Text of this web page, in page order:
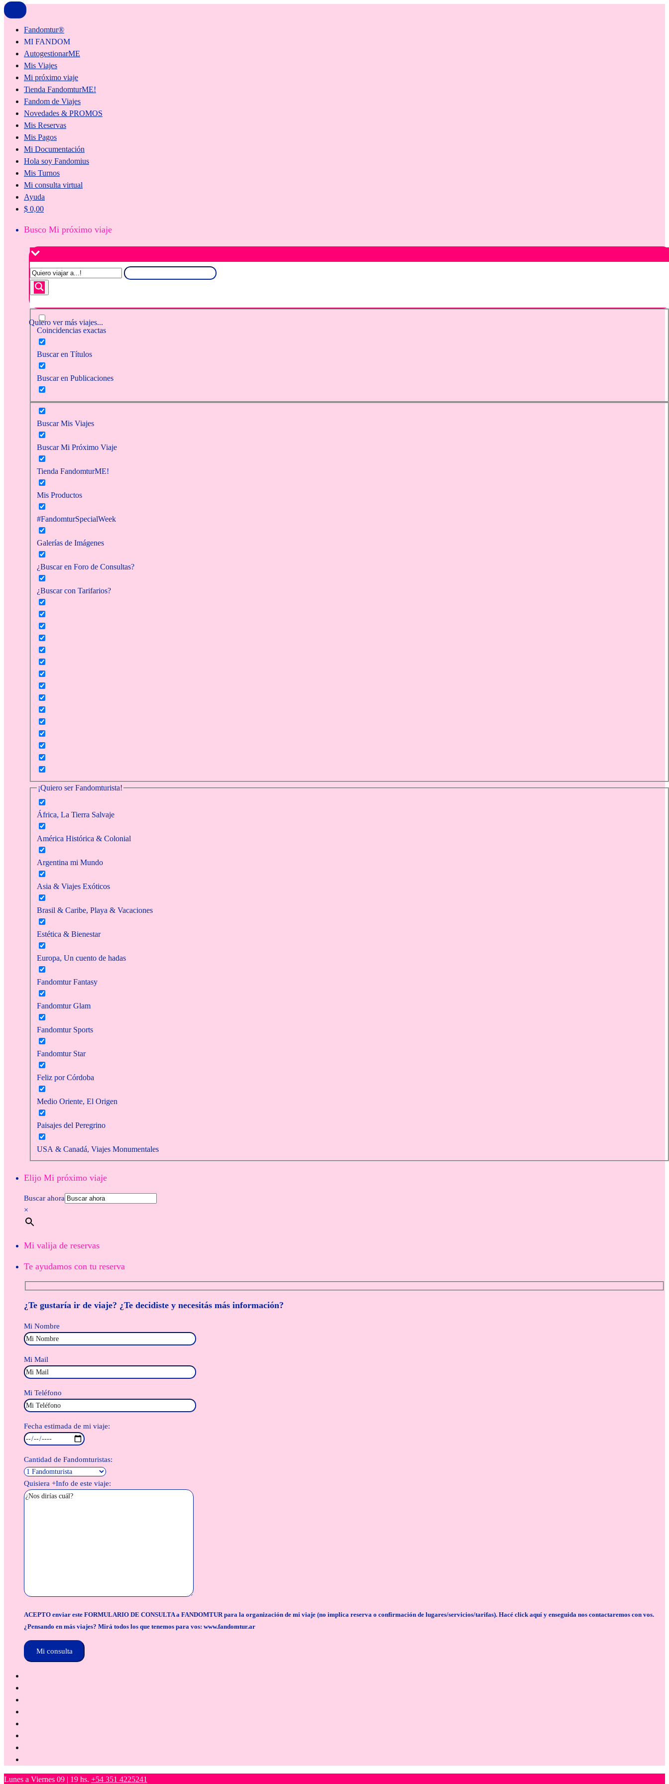
Fandomtur®
MI FANDOM
AutogestionarME
Mis Viajes
Mi próximo viaje
Tienda FandomturME!
Fandom de Viajes
Novedades & PROMOS
Mis Reservas
Mis Pagos
Mi Documentación
Hola soy Fandomius
Mis Turnos
Mi consulta virtual
Ayuda
$ 0,00
Busco Mi próximo viaje
Quiero ver más viajes...
Coincidencias exactas
Buscar en Títulos
Buscar en Publicaciones
Buscar Mis Viajes
Buscar Mi Próximo Viaje
Tienda FandomturME!
Mis Productos
#FandomturSpecialWeek
Galerías de Imágenes
¿Buscar en Foro de Consultas?
¿Buscar con Tarifarios?
¡Quiero ser Fandomturista!
África, La Tierra Salvaje
América Histórica & Colonial
Argentina mi Mundo
Asia & Viajes Exóticos
Brasil & Caribe, Playa & Vacaciones
Estética & Bienestar
Europa, Un cuento de hadas
Fandomtur Fantasy
Fandomtur Glam
Fandomtur Sports
Fandomtur Star
Feliz por Córdoba
Medio Oriente, El Origen
Paisajes del Peregrino
USA & Canadá, Viajes Monumentales
Elijo Mi próximo viaje
Buscar ahora
×
Mi valija de reservas
Te ayudamos con tu reserva
¿Te gustaría ir de viaje? ¿Te decidiste y necesitás más información?
Mi Nombre
Mi Mail
Mi Teléfono
Fecha estimada de mi viaje:
Cantidad de Fandomturistas:
Quisiera +Info de este viaje:
ACEPTO enviar este FORMULARIO DE CONSULTA a FANDOMTUR para la organización de mi viaje (no implica reserva o confirmación de lugares/servicios/tarifas). Hacé click aquí y enseguida nos contactaremos con vos.
¿Pensando en más viajes? Mirá todos los que tenemos para vos: www.fandomtur.ar
Lunes a Viernes 09 | 19 hs. +54 351 4225241